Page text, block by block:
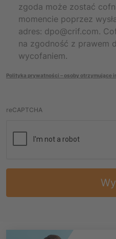
zgoda może zostać
momencie poprzez
adres: dpo@crif.com.
na zgodność z prawem
wycofaniem.
Polityka prywatności – osoby otrzymujące
reCAPTCHA